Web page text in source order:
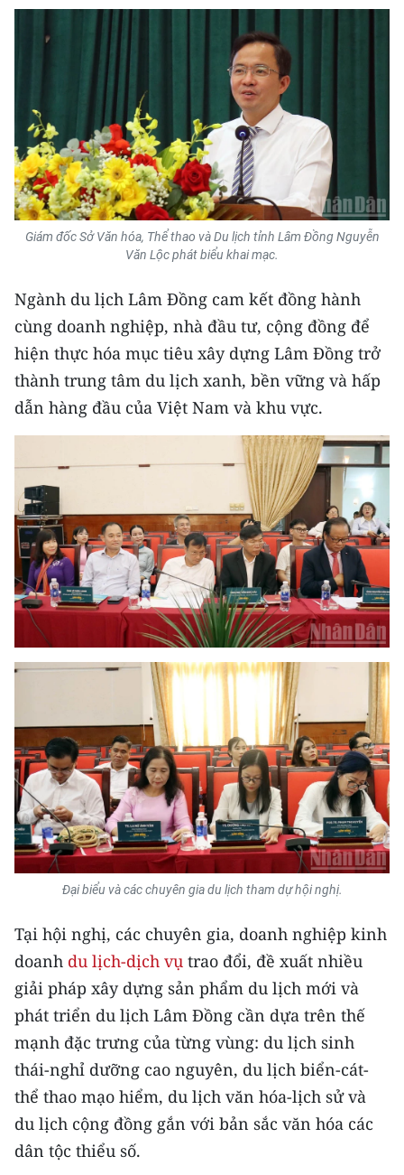
E-Magazine
Media Chính trị
Media Kinh tế
Media Văn hóa
Media Xã hội
Media Du lịch
Media Thế giới
Media Thể thao
Media Giáo dục
Media Khoa học - Công nghệ
Media Môi trường
Ảnh
Infographic
TIN ĐỊA PHƯƠNG
Trung du và miền núi phía Bắc
Đồng bằng sông Hồng
Bắc Trung Bộ
Duyên hải Nam Trung Bộ và Tây
Đông Nam Bộ
Đồng bằng sông Cửu Long
Chuyên trang Hà Nội
Chuyên trang TP. Hồ Chí Minh
CHUYÊN ĐỀ
CÁC CHUYÊN TRANG
Giám đốc Sở Văn hóa, Thể thao và Du lịch tỉnh Lâm Đồng Nguyễn
Văn Lộc phát biểu khai mạc.
Ngành du lịch Lâm Đồng cam kết đồng hành
cùng doanh nghiệp, nhà đầu tư, cộng đồng để
hiện thực hóa mục tiêu xây dựng Lâm Đồng trở
thành trung tâm du lịch xanh, bền vững và hấp
dẫn hàng đầu của Việt Nam và khu vực.
Đại biểu và các chuyên gia du lịch tham dự hội nghị.
Tại hội nghị, các chuyên gia, doanh nghiệp kinh
doanh du lịch-dịch vụ trao đổi, đề xuất nhiều
giải pháp xây dựng sản phẩm du lịch mới và
phát triển du lịch Lâm Đồng cần dựa trên thế
mạnh đặc trưng của từng vùng: du lịch sinh
thái-nghỉ dưỡng cao nguyên, du lịch biển-cát-
thể thao mạo hiểm, du lịch văn hóa-lịch sử và
du lịch cộng đồng gắn với bản sắc văn hóa các
dân tộc thiểu số.